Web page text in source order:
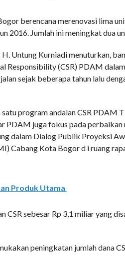
berencana merenovasi lima
2016. Jumlah ini meningkat dua
Untung Kurniadi menuturkan,
Responsibility (CSR) PDAM
sejak beberapa tahun lalu
program andalan CSR PDAM
PDAM juga fokus pada
dalam Dialog Publik Proyeksi
Cabang Kota Bogor d i ruang
Produk Utama
CSR sebesar Rp 3,1 miliar yang
peningkatan jumlah dana